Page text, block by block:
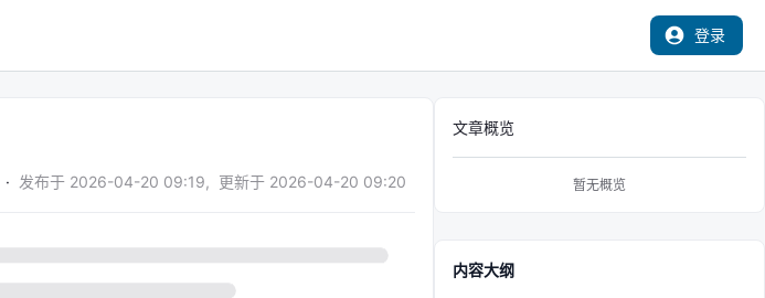
登录
· 发布于 2026-04-20 09:19, 更新于 2026-04-20 09:20
文章概览
暂无概览
内容大纲